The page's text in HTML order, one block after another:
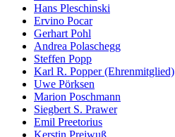
Hans Pleschinski
Ervino Pocar
Gerhart Pohl
Andrea Polaschegg
Steffen Popp
Karl R. Popper (Ehrenmitglied)
Uwe Pörksen
Marion Poschmann
Siegbert S. Prawer
Emil Preetorius
Kerstin Preiwuß